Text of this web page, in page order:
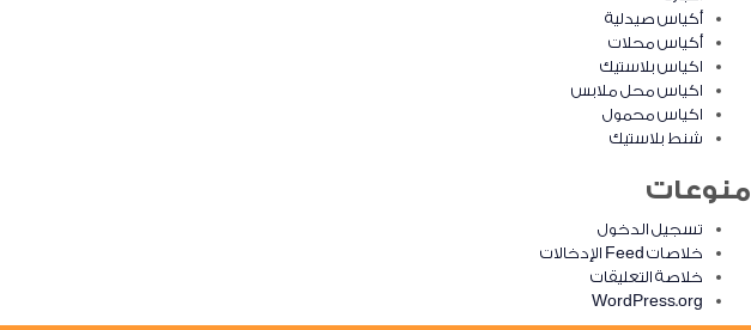
أكياس صيدلية
أكياس محلات
اكياس بلاستيك
اكياس محل ملابس
اكياس محمول
شنط بلاستيك
منوعات
تسجيل الدخول
خلاصات Feed الإدخالات
خلاصة التعليقات
WordPress.org